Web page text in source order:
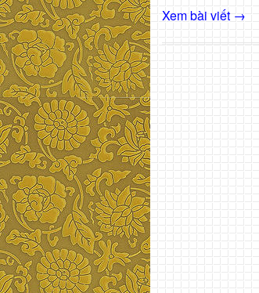
Xem bài viết →